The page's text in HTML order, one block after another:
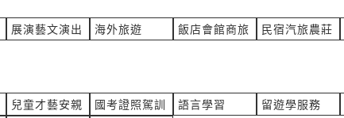
***ce970104@gmail.com
立即報價
來自:鈺OO合OO設OO限OO 詢價
時間:08/05 17:46
立即報價
展演藝文演出 海外旅遊 飯店會館商旅 民宿汽旅農莊
兒童才藝安親 國考證照駕訓 語言學習 留遊學服務